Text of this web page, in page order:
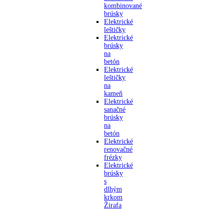
kombinované
brúsky
Elektrické
leštičky
Elektrické
brúsky
na
betón
Elektrické
leštičky
na
kameň
Elektrické
sanačné
brúsky
na
betón
Elektrické
renovačné
frézky
Elektrické
brúsky
s
dlhým
krkom
Žirafa